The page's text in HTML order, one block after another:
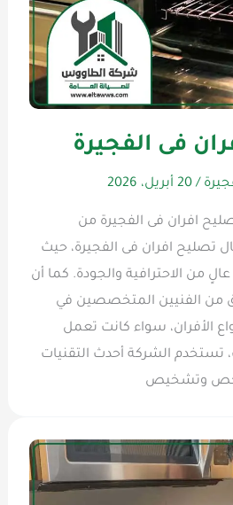
فى الفجيرة
/20 أبريل، 2026
افران فى الفجيرة من
تصليح افران فى الفجيرة، حيث
من الاحترافية والجودة. كما أن
من الفنيين المتخصصين في
الأفران، سواء كانت تعمل
تستخدم الشركة أحدث التقنيات
فحص وتشخيص